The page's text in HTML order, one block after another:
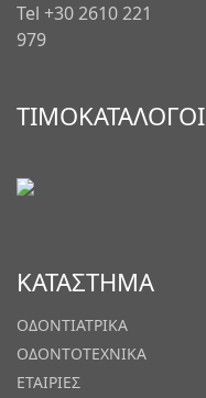
Tel +30 2610 221
979
ΤΙΜΟΚΑΤΑΛΟΓΟΙ
ΚΑΤΑΣΤΗΜΑ
ΟΔΟΝΤΙΑΤΡΙΚΑ
ΟΔΟΝΤΟΤΕΧΝΙΚΑ
ΕΤΑΙΡΙΕΣ